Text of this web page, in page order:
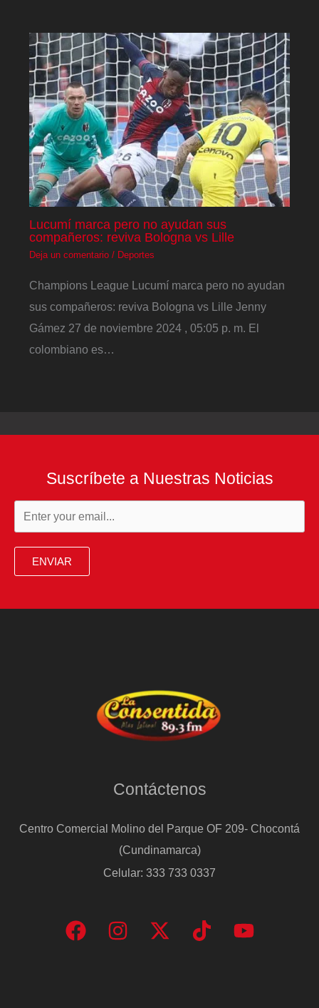
Lucumí marca pero no ayudan sus
compañeros: reviva Bologna vs Lille
Deja un comentario / Deportes
Champions League Lucumí marca pero no ayudan
sus compañeros: reviva Bologna vs Lille Jenny
Gámez 27 de noviembre 2024 , 05:05 p. m. El
colombiano es…
Suscríbete a Nuestras Noticias
ENVIAR
Contáctenos
Centro Comercial Molino del Parque OF 209- Chocontá
(Cundinamarca)
Celular: 333 733 0337